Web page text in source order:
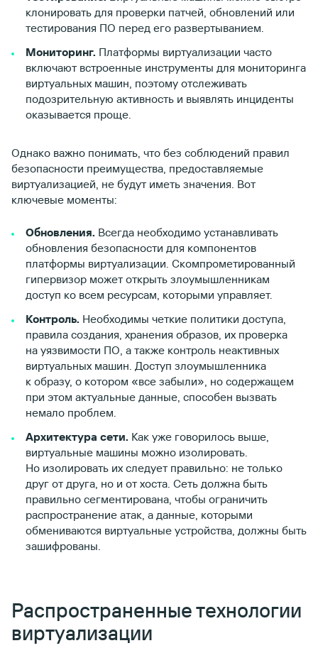
клонировать для проверки патчей, обновлений или
тестирования ПО перед его развертыванием.
Мониторинг. Платформы виртуализации часто
включают встроенные инструменты для мониторинга
виртуальных машин, поэтому отслеживать
подозрительную активность и выявлять инциденты
оказывается проще.
Однако важно понимать, что без соблюдений правил
безопасности преимущества, предоставляемые
виртуализацией, не будут иметь значения. Вот
ключевые моменты:
Обновления. Всегда необходимо устанавливать
обновления безопасности для компонентов
платформы виртуализации. Скомпрометированный
гипервизор может открыть злоумышленникам
доступ ко всем ресурсам, которыми управляет.
Контроль. Необходимы четкие политики доступа,
правила создания, хранения образов, их проверка
на уязвимости ПО, а также контроль неактивных
виртуальных машин. Доступ злоумышленника
к образу, о котором «все забыли», но содержащем
при этом актуальные данные, способен вызвать
немало проблем.
Архитектура сети. Как уже говорилось выше,
виртуальные машины можно изолировать.
Но изолировать их следует правильно: не только
друг от друга, но и от хоста. Сеть должна быть
правильно сегментирована, чтобы ограничить
распространение атак, а данные, которыми
обмениваются виртуальные устройства, должны быть
зашифрованы.
Распространенные технологии
виртуализации